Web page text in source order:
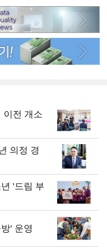
이전 개소
의정 경
'드림 부
' 운영